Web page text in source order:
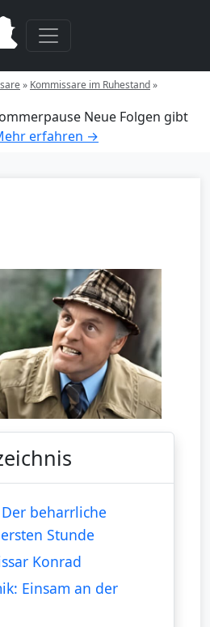
» Kommissare im Ruhestand»
Neue Folgen gibt
erfahren →
beharrliche
Stunde
Konrad
Einsam an der